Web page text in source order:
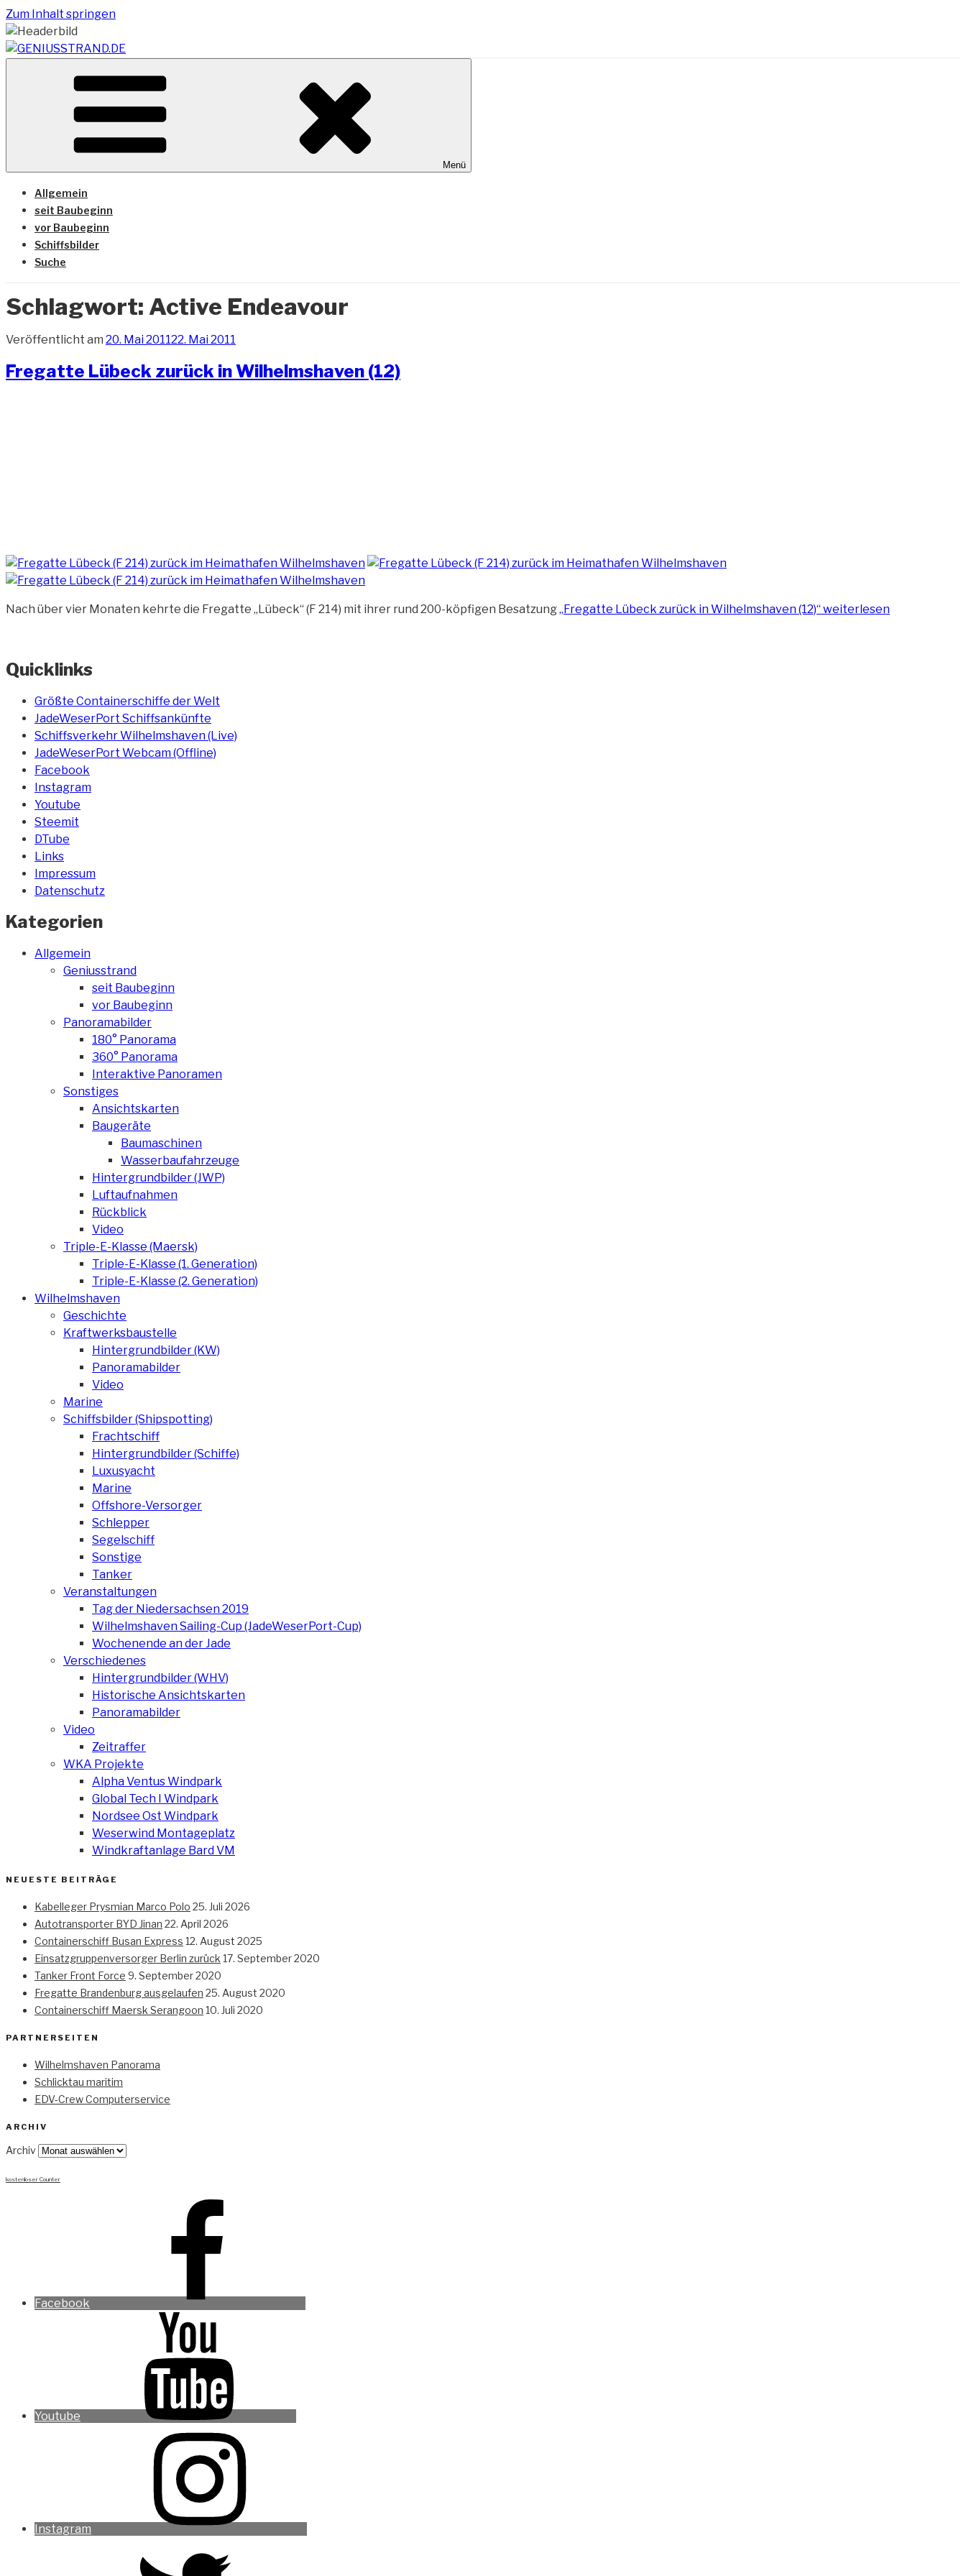
Zum Inhalt springen
GENIUSSTRAND.DE
Vom Geniusstrand zum JadeWeserPort/Container Terminal Wilhelmshaven
Menü
Allgemein
seit Baubeginn
vor Baubeginn
Schiffsbilder
Suche
Schlagwort: Active Endeavour
Veröffentlicht am 20. Mai 201122. Mai 2011
Fregatte Lübeck zurück in Wilhelmshaven (12)
Nach über vier Monaten kehrte die Fregatte „Lübeck“ (F 214) mit ihrer rund 200-köpfigen Besatzung„Fregatte Lübeck zurück in Wilhelmshaven (12)“weiterlesen
Quicklinks
Größte Containerschiffe der Welt
JadeWeserPort Schiffsankünfte
Schiffsverkehr Wilhelmshaven (Live)
JadeWeserPort Webcam (Offline)
Facebook
Instagram
Youtube
Steemit
DTube
Links
Impressum
Datenschutz
Kategorien
Allgemein
Geniusstrand
seit Baubeginn
vor Baubeginn
Panoramabilder
180° Panorama
360° Panorama
Interaktive Panoramen
Sonstiges
Ansichtskarten
Baugeräte
Baumaschinen
Wasserbaufahrzeuge
Hintergrundbilder (JWP)
Luftaufnahmen
Rückblick
Video
Triple-E-Klasse (Maersk)
Triple-E-Klasse (1. Generation)
Triple-E-Klasse (2. Generation)
Wilhelmshaven
Geschichte
Kraftwerksbaustelle
Hintergrundbilder (KW)
Panoramabilder
Video
Marine
Schiffsbilder (Shipspotting)
Frachtschiff
Hintergrundbilder (Schiffe)
Luxusyacht
Marine
Offshore-Versorger
Schlepper
Segelschiff
Sonstige
Tanker
Veranstaltungen
Tag der Niedersachsen 2019
Wilhelmshaven Sailing-Cup (JadeWeserPort-Cup)
Wochenende an der Jade
Verschiedenes
Hintergrundbilder (WHV)
Historische Ansichtskarten
Panoramabilder
Video
Zeitraffer
WKA Projekte
Alpha Ventus Windpark
Global Tech I Windpark
Nordsee Ost Windpark
Weserwind Montageplatz
Windkraftanlage Bard VM
NEUESTE BEITRÄGE
Kabelleger Prysmian Marco Polo 25. Juli 2026
Autotransporter BYD Jinan 22. April 2026
Containerschiff Busan Express 12. August 2025
Einsatzgruppenversorger Berlin zurück 17. September 2020
Tanker Front Force 9. September 2020
Fregatte Brandenburg ausgelaufen 25. August 2020
Containerschiff Maersk Serangoon 10. Juli 2020
PARTNERSEITEN
Wilhelmshaven Panorama
Schlicktau maritim
EDV-Crew Computerservice
ARCHIV
Archiv
kostenloser Counter
Facebook
Youtube
Instagram